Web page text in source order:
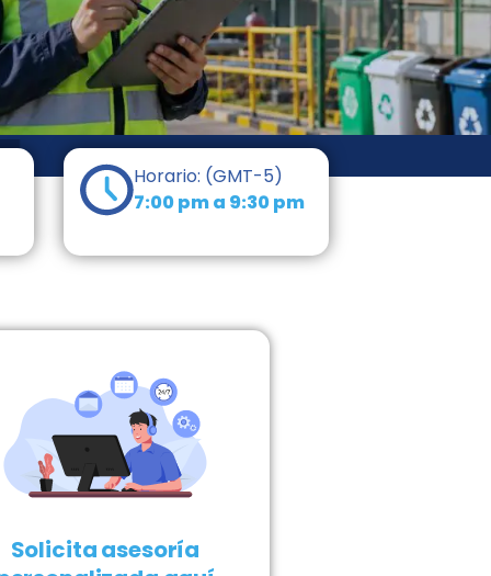
Horario: (GMT-5)
7:00 pm a 9:30 pm
Solicita asesoría